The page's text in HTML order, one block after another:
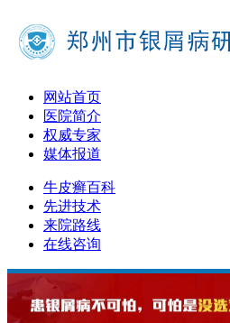
网站首页
医院简介
权威专家
媒体报道
牛皮癣百科
先进技术
来院路线
在线咨询